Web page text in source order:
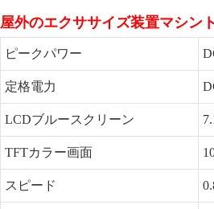
屋外のエクササイズ装置マシン
ピークパワー
定格電力
LCDブルースクリーン
TFTカラー画面
スピード